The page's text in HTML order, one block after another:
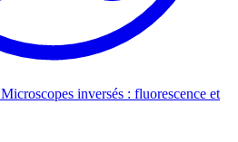
Microscopes inversés : fluorescence et